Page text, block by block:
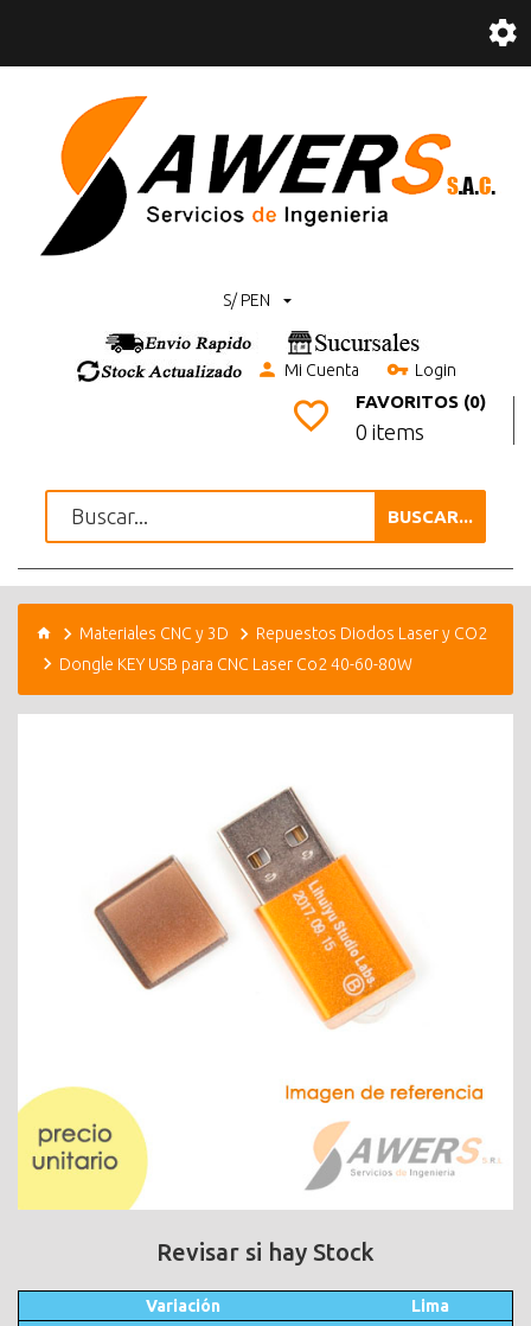
S/ PEN
Mi Cuenta Login
FAVORITOS (0)
0 items
BUSCAR...
Materiales CNC y 3D
Repuestos Diodos Laser y CO2
Dongle KEY USB para CNC Laser Co2 40-60-80W
Revisar si hay Stock
Variación Lima